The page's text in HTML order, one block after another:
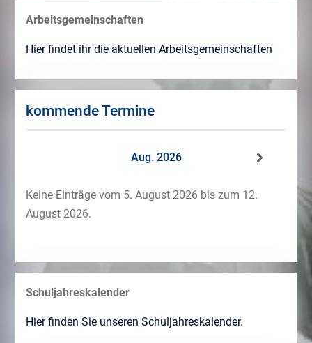
Arbeitsgemeinschaften
Hier findet ihr die aktuellen Arbeitsgemeinschaften
kommende Termine
Aug. 2026
Keine Einträge vom 5. August 2026 bis zum 12.
August 2026.
Schuljahreskalender
Hier finden Sie unseren Schuljahreskalender.